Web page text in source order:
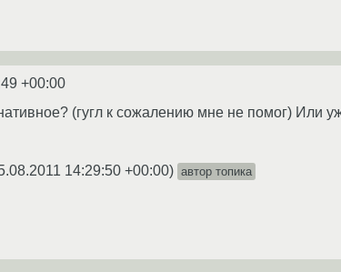
+00:00
(гугл к сожалению мне не помог) Или
14:29:50 +00:00) автор топика